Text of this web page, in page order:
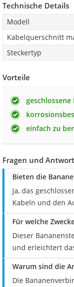
Technische Details
Modell
Kabelquerschnitt
Steckertyp
Vorteile
einfach zu
Fragen und
Bieten die
Ja, das
Kabeln und den
Für welche
Dieser
und erleichtert
Warum sind die
Die